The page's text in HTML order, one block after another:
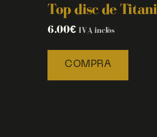
Top disc de Titani
6.00€ IVA inclòs
COMPRA